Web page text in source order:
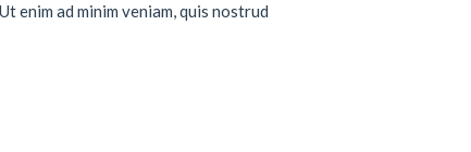
enim ad minim veniam, quis nostrud